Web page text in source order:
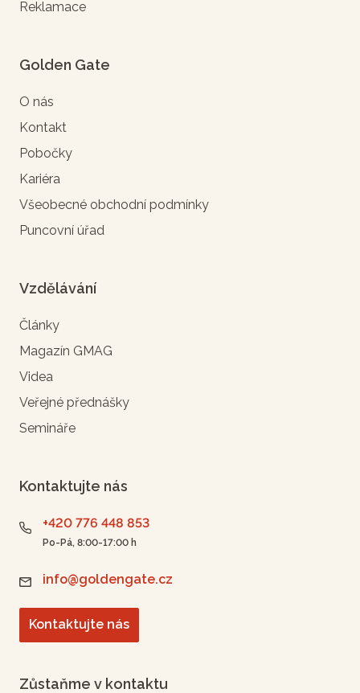
Reklamace
Golden Gate
O nás
Kontakt
Pobočky
Kariéra
Všeobecné obchodní podmínky
Puncovní úřad
Vzdělávání
Články
Magazín GMAG
Videa
Veřejné přednášky
Semináře
Kontaktujte nás
+420 776 448 853
Po-Pá, 8:00-17:00 h
info@goldengate.cz
Kontaktujte nás
Zůstaňme v kontaktu